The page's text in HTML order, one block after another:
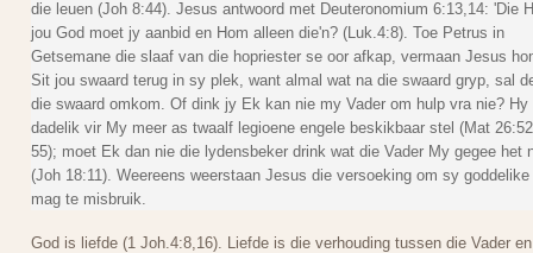
die leuen (Joh 8:44). Jesus antwoord met Deuteronomium 6:13,14: 'Die
jou God moet jy aanbid en Hom alleen die'n? (Luk.4:8). Toe Petrus in
Getsemane die slaaf van die hopriester se oor afkap, vermaan Jesus
Sit jou swaard terug in sy plek, want almal wat na die swaard gryp, sal
die swaard omkom. Of dink jy Ek kan nie my Vader om hulp vra nie? Hy
dadelik vir My meer as twaalf legioene engele beskikbaar stel (Mat
55); moet Ek dan nie die lydensbeker drink wat die Vader My gegee het
(Joh 18:11). Weereens weerstaan Jesus die versoeking om sy goddelike
mag te misbruik.
God is liefde (1 Joh.4:8,16). Liefde is die verhouding tussen die Vader